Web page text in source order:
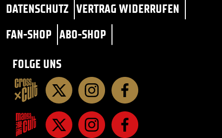
DATENSCHUTZ VERTRAG WIDERRUFEN
FAN-SHOP ABO-SHOP
FOLGE UNS